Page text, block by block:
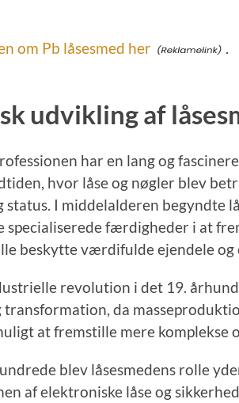
om Pb låsesmed her .
udvikling af
har en lang og
hvor låse og nøgler blev
status. I middelalderen begyndte
specialiserede færdigheder i at
beskytte værdifulde ejendele og
revolution i det 19.
da
at fremstille mere komplekse
blev låsesmedens rolle
af elektroniske låse og